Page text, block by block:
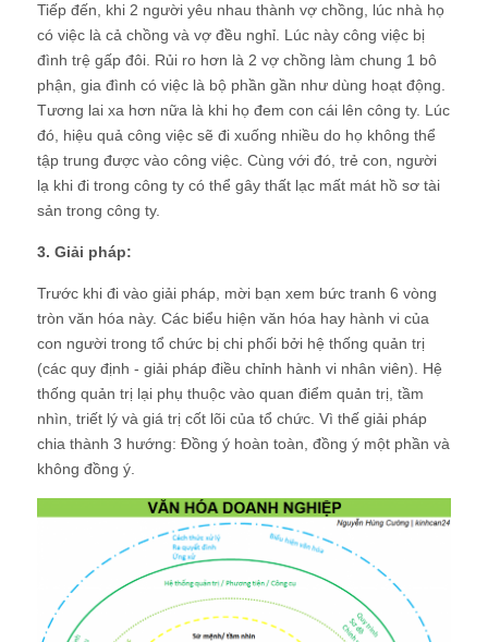
Tiếp đến, khi 2 người yêu nhau thành vợ chồng, lúc nhà họ
có việc là cả chồng và vợ đều nghỉ. Lúc này công việc bị
đình trệ gấp đôi. Rủi ro hơn là 2 vợ chồng làm chung 1 bô
phận, gia đình có việc là bộ phần gần như dùng hoạt động.
Tương lai xa hơn nữa là khi họ đem con cái lên công ty. Lúc
đó, hiệu quả công việc sẽ đi xuống nhiều do họ không thể
tập trung được vào công việc. Cùng với đó, trẻ con, người
lạ khi đi trong công ty có thể gây thất lạc mất mát hồ sơ tài
sản trong công ty.
3. Giải pháp:
Trước khi đi vào giải pháp, mời bạn xem bức tranh 6 vòng
tròn văn hóa này. Các biểu hiện văn hóa hay hành vi của
con người trong tổ chức bị chi phối bởi hệ thống quản trị
(các quy định - giải pháp điều chỉnh hành vi nhân viên). Hệ
thống quản trị lại phụ thuộc vào quan điểm quản trị, tầm
nhìn, triết lý và giá trị cốt lõi của tổ chức. Vì thế giải pháp
chia thành 3 hướng: Đồng ý hoàn toàn, đồng ý một phần và
không đồng ý.